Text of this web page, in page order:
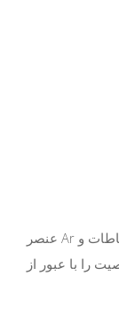
عنصر Ar نمادین بودن عقل ، خرد ، منطق ، ارتباطات و